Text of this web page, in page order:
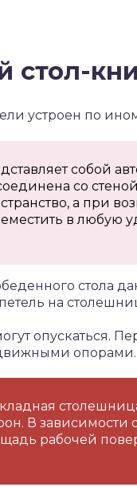
стол-
устроен по
собой
со
а при
в любую
стола
на
опускаться.
опорами.
В зависимости
рабочей